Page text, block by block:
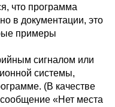
что программа
в документации, это
примеры
сигналом или
системы,
(В качестве
«Нет места